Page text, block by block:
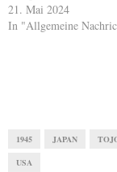
21. Mai 2024
In "Allgemeine
1945 JAPAN
USA